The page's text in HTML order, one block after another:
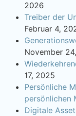
2026
Treiber der
Februar 4,
November
17, 2025
Persönliche
persönlichen
Digitale